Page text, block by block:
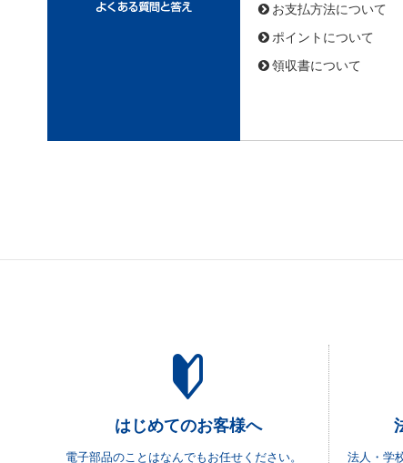
お支払方法について
ポイントについて
領収書について
はじめてのお客様へ
電子部品のことはなんでもお任せください。 法人・学